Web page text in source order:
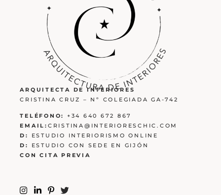
ARQUITECTA DE INTERIORES
CRISTINA CRUZ – Nº COLEGIADA GA-742
TELÉFONO:
+34 640 672 867
EMAIL: CRISTINA@INTERIORESCHIC.COM
D:
ESTUDIO INTERIORISMO ONLINE
D:
ESTUDIO CON SEDE EN GIJÓN
CON CITA PREVIA